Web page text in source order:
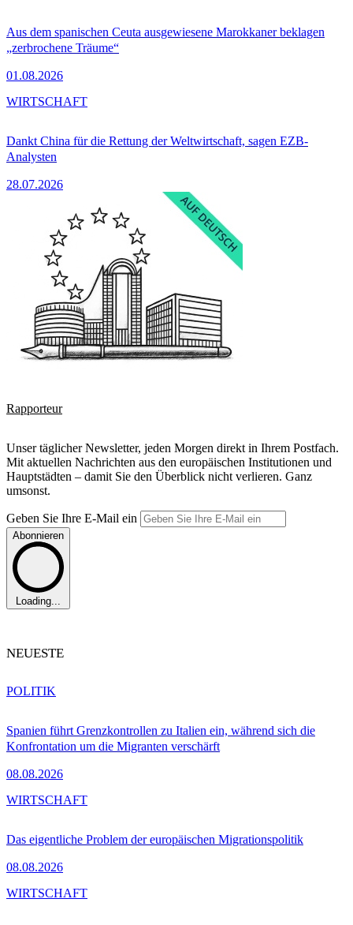
Aus dem spanischen Ceuta ausgewiesene Marokkaner beklagen
„zerbrochene Träume“
01.08.2026
Dankt China für die Rettung der Weltwirtschaft, sagen EZB-
Analysten
28.07.2026
WIRTSCHAFT
Rapporteur
Unser täglicher Newsletter, jeden Morgen direkt in Ihrem Postfach.
Mit aktuellen Nachrichten aus den europäischen Institutionen und
Hauptstädten – damit Sie den Überblick nicht verlieren. Ganz
umsonst.
Geben Sie Ihre E-Mail ein
Abonnieren
Loading...
NEUESTE
Spanien führt Grenzkontrollen zu Italien ein, während sich die
Konfrontation um die Migranten verschärft
08.08.2026
POLITIK
Das eigentliche Problem der europäischen Migrationspolitik
08.08.2026
WIRTSCHAFT
WIRTSCHAFT